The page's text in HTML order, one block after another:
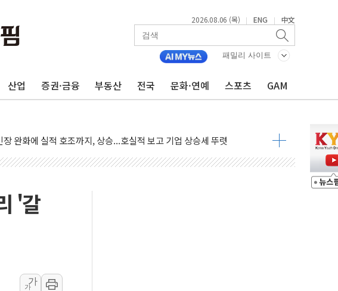
2026.08.06 (목) | ENG | 中文
패밀리 사이트
산업 증권·금융 부동산 전국 문화·연예 스포츠 GAM
징주...모더나·아이온큐·도어대시↑ VS 샌디스크·피그마·앱러빈↓
익 N% 성과급 반대…상법·자본시장법 개정 논의"
탄도미사일 발사에 긴급 안보 점검회의
…美 고용 둔화·호르무즈 재개방 기대에 강세
으로 우크라 민간인 '사파리' 공격… 시민들 공포감 극대화 전략
하락 속 'DGC' 임시 주총 기대감에 홀로 상한가…마진 잔액은 사상 최고
서 화재 1명 중상…대응 1단계 진압 중
"주 52시간 손봐야, 경쟁상대 中과 비교해야"
서 부유물 감긴 어선 구조
'갈
가
가